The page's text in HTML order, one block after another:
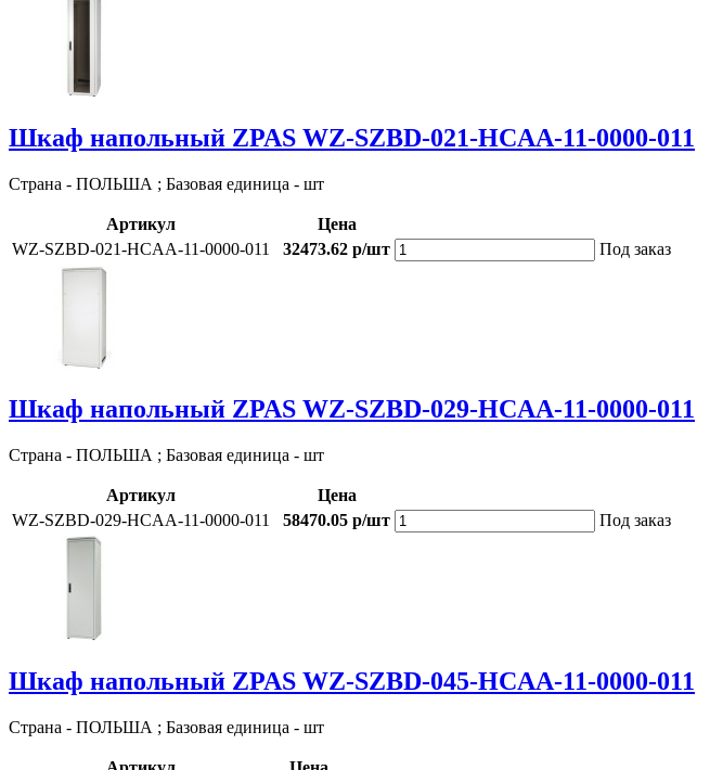
Шкаф напольный ZPAS WZ-SZBD-021-HCAA-11-0000-011
Страна - ПОЛЬША ; Базовая единица - шт
Артикул
Цена
WZ-SZBD-021-HCAA-11-0000-011
32473.62 р/шт Под заказ
Шкаф напольный ZPAS WZ-SZBD-029-HCAA-11-0000-011
Страна - ПОЛЬША ; Базовая единица - шт
Артикул
Цена
WZ-SZBD-029-HCAA-11-0000-011
58470.05 р/шт Под заказ
Шкаф напольный ZPAS WZ-SZBD-045-HCAA-11-0000-011
Страна - ПОЛЬША ; Базовая единица - шт